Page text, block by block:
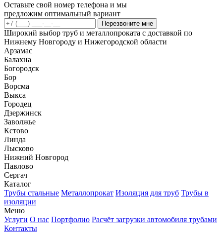
Оставьте свой номер телефона и мы
предложим оптимальный вариант
Перезвоните мне
Широкий выбор труб и металлопроката с доставкой по
Нижнему Новгороду и Нижегородской области
Арзамас
Балахна
Богородск
Бор
Ворсма
Выкса
Городец
Дзержинск
Заволжье
Кстово
Линда
Лысково
Нижний Новгород
Павлово
Сергач
Каталог
Трубы стальные Металлопрокат Изоляция для труб Трубы в
изоляции
Меню
Услуги О нас Портфолио Расчёт загрузки автомобиля трубами
Контакты